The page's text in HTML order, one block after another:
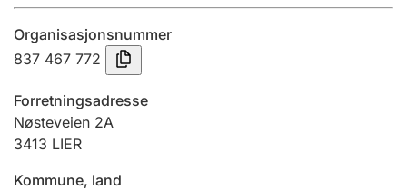
Innsending og forsinkelsesgebyr
Tinglysing
Jeger
Organisasjonsnummer
837 467 772
Forretningsadresse
Nøsteveien 2A
3413 LIER
Kommune, land